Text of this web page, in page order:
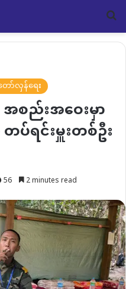
ော်လှန်ရေး
အစည်းအဝေးမှာ
ပ်ရင်းမှူးတစ်ဦး
56 2 minutes read